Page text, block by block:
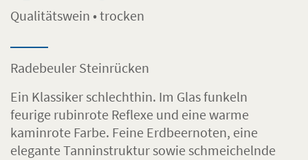
Qualitätswein • trocken
Radebeuler Steinrücken
Ein Klassiker schlechthin. Im Glas funkeln
feurige rubinrote Reflexe und eine warme
kaminrote Farbe. Feine Erdbeernoten, eine
elegante Tanninstruktur sowie schmeichelnde